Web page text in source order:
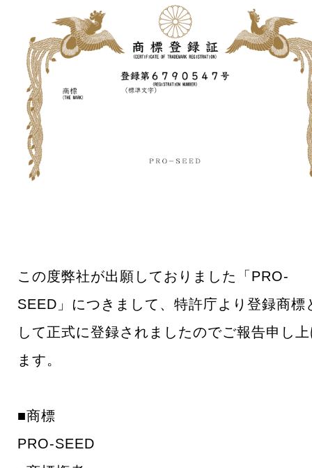
この度弊社が出願しておりました「PRO-
SEED」につきまして、特許庁より登録商標
して正式に登録されましたのでご報告申し
ます。
■商標
PRO-SEED